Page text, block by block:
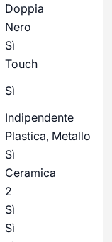
Doppia
Nero
Sì
Touch
Sì
Indipendente
Plastica, Metallo
Sì
Ceramica
2
Sì
Sì